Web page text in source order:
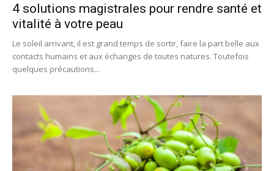
4 solutions magistrales pour rendre santé et
vitalité à votre peau
Le soleil arrivant, il est grand temps de sortir, faire la part belle aux
contacts humains et aux échanges de toutes natures. Toutefois
quelques précautions...